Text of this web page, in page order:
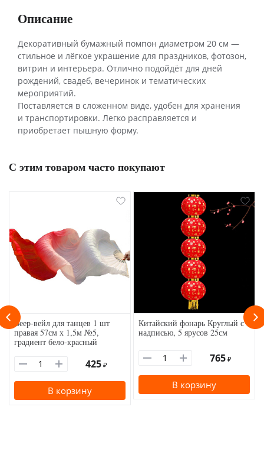
Описание
Декоративный бумажный помпон диаметром 20 см —
стильное и лёгкое украшение для праздников, фотозон,
витрин и интерьера. Отлично подойдёт для дней
рождений, свадеб, вечеринок и тематических
мероприятий.
Поставляется в сложенном виде, удобен для хранения
и транспортировки. Легко расправляется и
приобретает пышную форму.
С этим товаром часто покупают
Веер-вейл для танцев 1 шт
правая 57см х 1,5м №5,
градиент бело-красный
425 ₽
В корзину
Китайский фонарь Круглый с
надписью, 5 ярусов 25см
765 ₽
В корзину